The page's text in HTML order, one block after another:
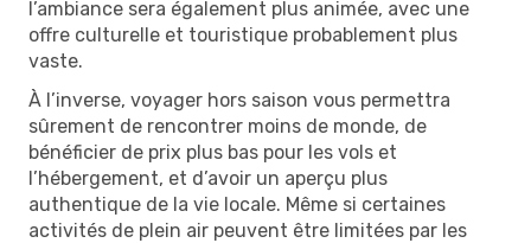
l’ambiance sera également plus animée, avec une
offre culturelle et touristique probablement plus
vaste.
À l’inverse, voyager hors saison vous permettra
sûrement de rencontrer moins de monde, de
bénéficier de prix plus bas pour les vols et
l’hébergement, et d’avoir un aperçu plus
authentique de la vie locale. Même si certaines
activités de plein air peuvent être limitées par les